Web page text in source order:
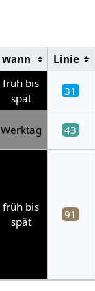
wann
Linie
früh bis
spät
31
Werktag 43
früh bis
spät
91